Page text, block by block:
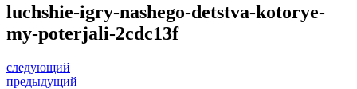
luchshie-igry-nashego-detstva-kotorye-
my-poterjali-2cdc13f
следующий
предыдущий